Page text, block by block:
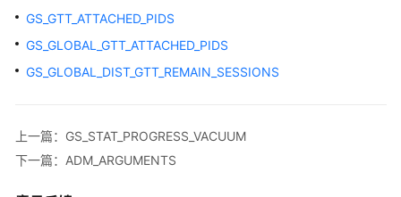
ADM_TAB_STATS_HISTORY
ADM_TRIGGERS
GS_GTT_ATTACHED_PIDS
GS_GLOBAL_GTT_ATTACHED_PIDS
GS_GLOBAL_DIST_GTT_REMAIN_SESSIONS
上一篇：GS_STAT_PROGRESS_VACUUM
下一篇：ADM_ARGUMENTS